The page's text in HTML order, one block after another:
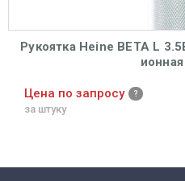
Рукоятка Heine ВЕТА L
Цена по запросу
за штуку